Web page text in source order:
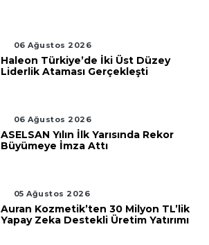
06 Ağustos 2026
Haleon Türkiye’de İki Üst Düzey
Liderlik Ataması Gerçekleşti
06 Ağustos 2026
ASELSAN Yılın İlk Yarısında Rekor
Büyümeye İmza Attı
05 Ağustos 2026
Auran Kozmetik’ten 30 Milyon TL’lik
Yapay Zeka Destekli Üretim Yatırımı